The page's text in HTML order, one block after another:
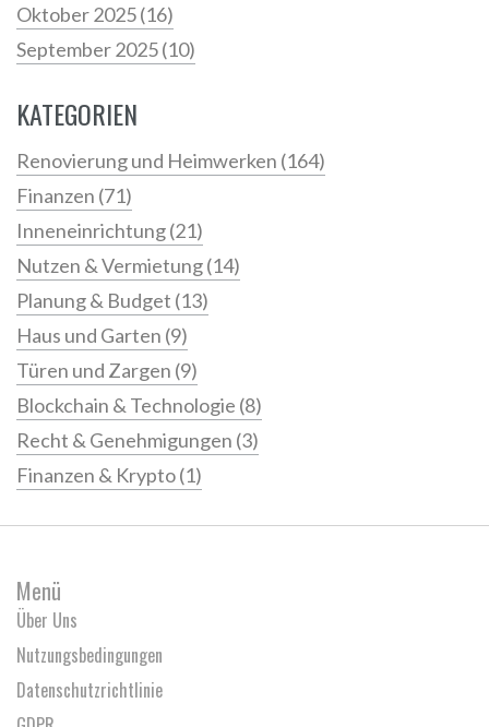
Oktober 2025(16)
September 2025(10)
KATEGORIEN
Renovierung und Heimwerken (164)
Finanzen (71)
Inneneinrichtung(21)
Nutzen & Vermietung(14)
Planung & Budget (13)
Haus und Garten (9)
Türen und Zargen (9)
Blockchain & Technologie (8)
Recht & Genehmigungen (3)
Finanzen & Krypto(1)
Menü
Über Uns
Nutzungsbedingungen
Datenschutzrichtlinie